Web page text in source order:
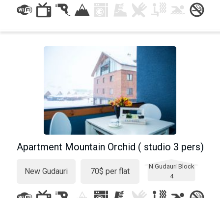
Apartment Mountain Orchid ( studio 3 pers)
New Gudauri 70$ per flat
N.Gudauri Block
4